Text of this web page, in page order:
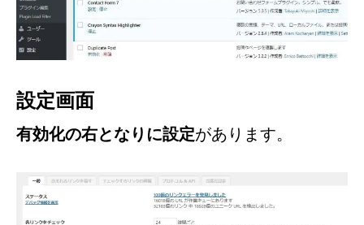
設定画面
有効化の右となりに設定があります。